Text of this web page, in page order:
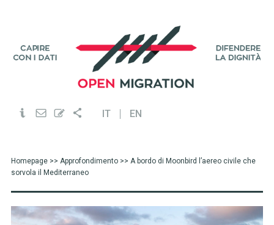
IT EN
Homepage>> Approfondimento>> A bordo di Moonbird l’aereo civile che
sorvola il Mediterraneo